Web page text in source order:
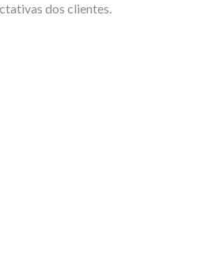
dos clientes.